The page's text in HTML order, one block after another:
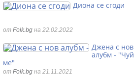
Диона се сгоди
от Folk.bg на 22.02.2022
Джена с нов
алубм - "Чуй
ме"
от Folk.bg на 21.11.2021